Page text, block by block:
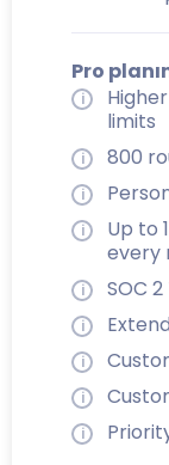
Pro
limits
800
Up to
every
SOC